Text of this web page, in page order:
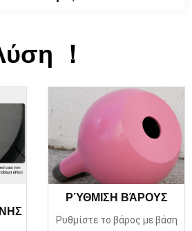
！
ΡΎΘΜΙΣΗ ΒΆΡΟΥΣ
Ρυθμίστε το βάρος με βάση